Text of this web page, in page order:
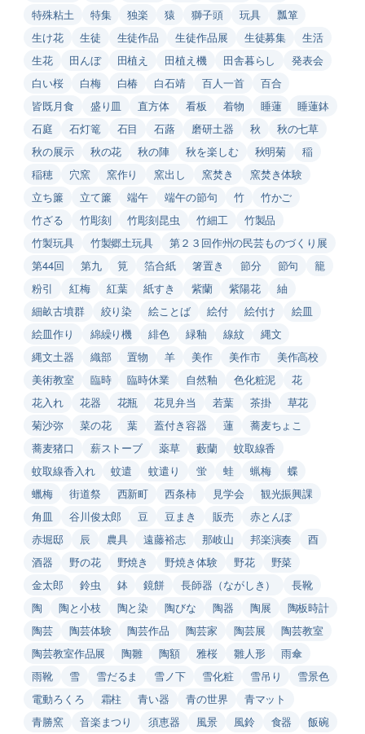
特殊粘土 特集 独楽 猿 獅子頭 玩具
瓢箪
生け花
生徒 生徒作品 生徒作品展 生徒募集
生活
生花
田んぼ 田植え 田植え機 田舎暮らし
発表会
白い桜
白梅 白椿 白石靖 百人一首
百合
皆既月食
盛り皿 直方体 看板 着物 睡蓮
睡蓮鉢
石庭
石灯篭 石目 石蕗 磨研土器 秋
秋の七草
秋の展示
秋の花 秋の陣 秋を楽しむ 秋明菊
稲
稲穂
穴窯 窯作り 窯出し 窯焚き
窯焚き体験
立ち簾
立て簾 端午 端午の節句 竹
竹かご
竹ざる
竹彫刻 竹彫刻昆虫 竹細工
竹製品
竹製玩具
竹製郷土玩具
第２３回作州の民芸ものづくり展
第44回
第九 筧 箔合紙 箸置き 節分 節句
籠
粉引
紅梅 紅葉 紙すき 紫蘭 紫陽花
紬
細畝古墳群
絞り染 絵ことば 絵付 絵付け
絵皿
絵皿作り
綿繰り機 緋色 緑釉 線紋
縄文
縄文土器
織部 置物 羊 美作 美作市
美作高校
美術教室
臨時 臨時休業 自然釉 色化粧泥
花
花入れ
花器 花瓶 花見弁当 若葉 茶掛
草花
菊沙弥
菜の花 葉 蓋付き容器 蓮
蕎麦ちょこ
蕎麦猪口
薪ストーブ 薬草 藪蘭
蚊取線香
蚊取線香入れ
蚊遣 蚊遣り 蛍 蛙 蝋梅
蝶
蠟梅
街道祭 西新町 西条柿 見学会
観光振興課
角皿
谷川俊太郎 豆 豆まき 販売
赤とんぼ
赤堀邸
辰 農具 遠藤裕志 那岐山 邦楽演奏
酉
酒器
野の花 野焼き 野焼き体験 野花
野菜
金太郎
鈴虫 鉢 鏡餅 長師器（ながしき）
長靴
陶
陶と小枝 陶と染 陶びな 陶器 陶展
陶板時計
陶芸
陶芸体験 陶芸作品 陶芸家 陶芸展
陶芸教室
陶芸教室作品展
陶雛 陶額 雅桜 雛人形
雨傘
雨靴
雪 雪だるま 雪ノ下 雪化粧 雪吊り
雪景色
電動ろくろ
霜柱 青い器 青の世界
青マット
青勝窯
音楽まつり 須恵器 風景 風鈴 食器
飯碗